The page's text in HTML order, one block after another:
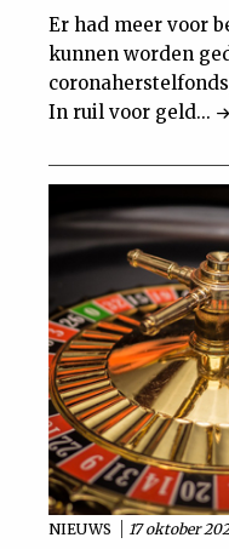
Er had meer voor
kunnen worden
In ruil voor geld...
NIEUWS 17 oktober